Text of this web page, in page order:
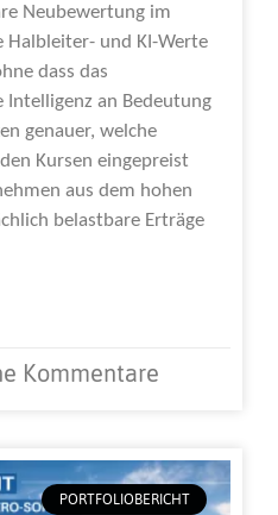
Neubewertung im
Halbleiter- und KI-Werte
dass das
an Bedeutung
genauer, welche
Kursen eingepreist
aus dem hohen
belastbare Erträge
Kommentare
PORTFOLIOBERICHT